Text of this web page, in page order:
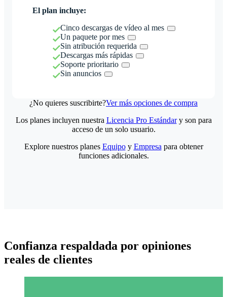
El plan incluye:
Cinco descargas de vídeo al mes
Un paquete por mes
Sin atribución requerida
Descargas más rápidas
Soporte prioritario
Sin anuncios
¿No quieres suscribirte?Ver más opciones de compra
Los planes incluyen nuestra Licencia Pro Estándary son para
acceso de un solo usuario.
Explore nuestros planes Equipoy Empresa para obtener
funciones adicionales.
Confianza respaldada por opiniones
reales de clientes